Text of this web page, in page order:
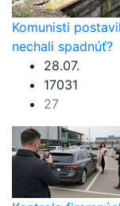
Komunisti
nechali spadnúť?
28.07.
17031
27